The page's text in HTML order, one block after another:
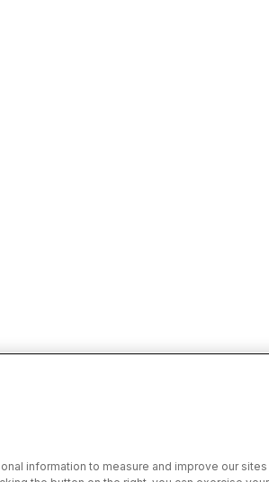
information to measure and improve our